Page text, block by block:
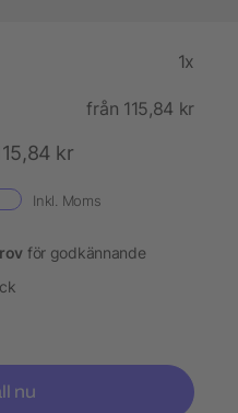
1x
från 115,84 kr
kr
Inkl. Moms
för godkännande
nu